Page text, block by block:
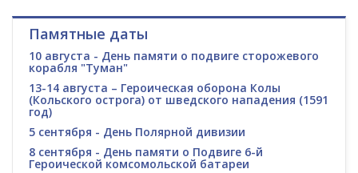
Памятные даты
10 августа - День памяти о подвиге сторожевого
корабля "Туман"
13-14 августа – Героическая оборона Колы
(Кольского острога) от шведского нападения (1591
год)
5 сентября - День Полярной дивизии
8 сентября - День памяти о Подвиге 6-й
Героической комсомольской батареи